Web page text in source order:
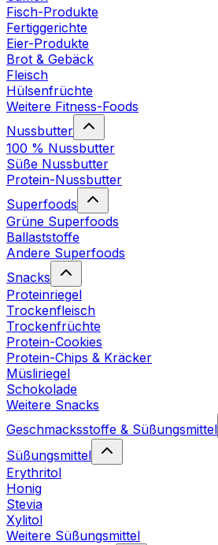
Fisch-Produkte
Fertiggerichte
Eier-Produkte
Brot & Gebäck
Fleisch
Hülsenfrüchte
Weitere Fitness-Foods
Nussbutter
100 % Nussbutter
Süße Nussbutter
Protein-Nussbutter
Superfoods
Grüne Superfoods
Ballaststoffe
Andere Superfoods
Snacks
Proteinriegel
Trockenfleisch
Trockenfrüchte
Protein-Cookies
Protein-Chips & Kräcker
Müsliriegel
Schokolade
Weitere Snacks
Geschmacksstoffe & Süßungsmittel
Süßungsmittel
Erythritol
Honig
Stevia
Xylitol
Weitere Süßungsmittel